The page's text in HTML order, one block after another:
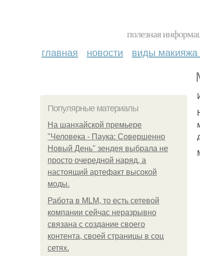
полезная
главная новости виды макияжа
Популярные материалы
На шанхайской премьере
"Человека - Паука: Совершенно
Новый День" зендея выбрала не
просто очередной наряд, а
настоящий артефакт высокой
моды.
Работа в MLM, то есть сетевой
компании сейчас неразрывно
связана с создание своего
контента, своей страницы в соц
сетях.